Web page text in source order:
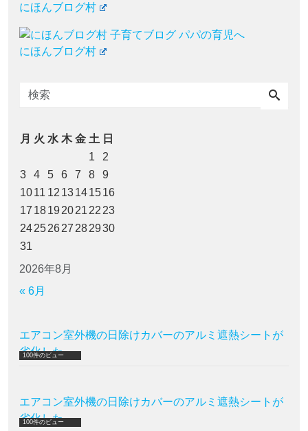
にほんブログ村
にほんブログ村
2026年8月
月 火 水 木 金 土 日
1
2
3
4 5 6 7 8
9
1011 12 13141516
17 18192021 22 23
24252627 282930
31
« 6月
エアコン室外機の日除けカバーのアルミ遮熱シートが
劣化した
100件のビュー
エアコン室外機の日除けカバーのアルミ遮熱シートが
劣化した
100件のビュー